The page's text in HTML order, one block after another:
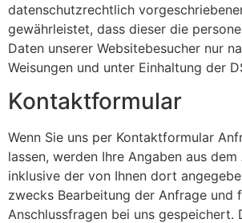
datenschutzrechtlich
gewährleistet, dass dieser die
Daten unserer Websitebesucher nur
Weisungen und unter Einhaltung der
Kontaktformular
Wenn Sie uns per Kontaktformular
lassen, werden Ihre Angaben aus
inklusive der von Ihnen dort
zwecks Bearbeitung der Anfrage und
Anschlussfragen bei uns gespeichert.